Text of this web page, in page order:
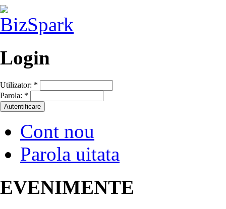
Login
Utilizator: *
Parola: *
Cont nou
Parola uitata
EVENIMENTE